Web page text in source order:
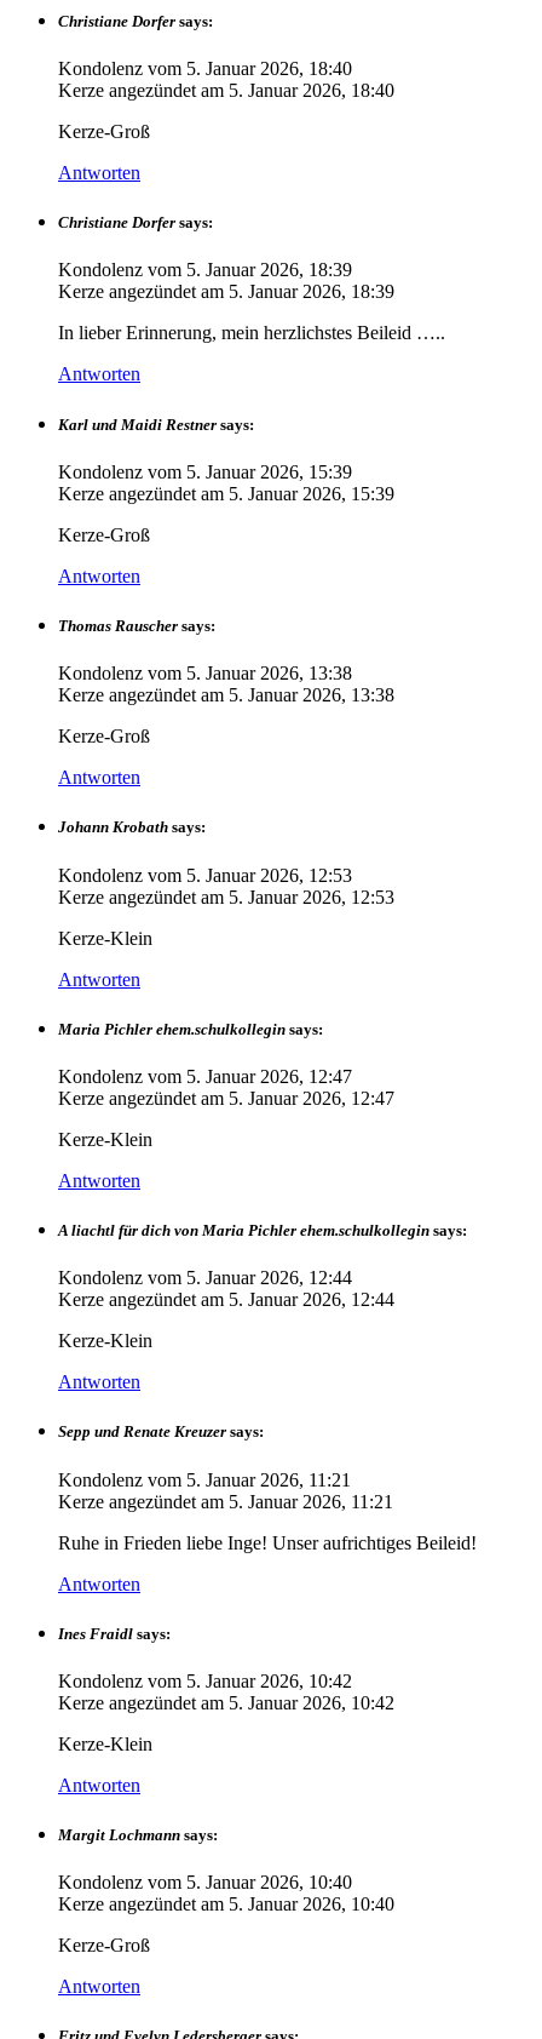
Christiane Dorfer says:
Kondolenz vom 5. Januar 2026, 18:40
Kerze angezündet am 5. Januar 2026, 18:40
Kerze-Groß
Antworten
Christiane Dorfer says:
Kondolenz vom 5. Januar 2026, 18:39
Kerze angezündet am 5. Januar 2026, 18:39
In lieber Erinnerung, mein herzlichstes Beileid …..
Antworten
Karl und Maidi Restner says:
Kondolenz vom 5. Januar 2026, 15:39
Kerze angezündet am 5. Januar 2026, 15:39
Kerze-Groß
Antworten
Thomas Rauscher says:
Kondolenz vom 5. Januar 2026, 13:38
Kerze angezündet am 5. Januar 2026, 13:38
Kerze-Groß
Antworten
Johann Krobath says:
Kondolenz vom 5. Januar 2026, 12:53
Kerze angezündet am 5. Januar 2026, 12:53
Kerze-Klein
Antworten
Maria Pichler ehem.schulkollegin says:
Kondolenz vom 5. Januar 2026, 12:47
Kerze angezündet am 5. Januar 2026, 12:47
Kerze-Klein
Antworten
A liachtl für dich von Maria Pichler ehem.schulkollegin says:
Kondolenz vom 5. Januar 2026, 12:44
Kerze angezündet am 5. Januar 2026, 12:44
Kerze-Klein
Antworten
Sepp und Renate Kreuzer says:
Kondolenz vom 5. Januar 2026, 11:21
Kerze angezündet am 5. Januar 2026, 11:21
Ruhe in Frieden liebe Inge! Unser aufrichtiges Beileid!
Antworten
Ines Fraidl says:
Kondolenz vom 5. Januar 2026, 10:42
Kerze angezündet am 5. Januar 2026, 10:42
Kerze-Klein
Antworten
Margit Lochmann says:
Kondolenz vom 5. Januar 2026, 10:40
Kerze angezündet am 5. Januar 2026, 10:40
Kerze-Groß
Antworten